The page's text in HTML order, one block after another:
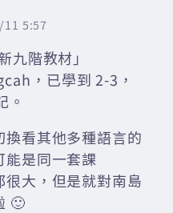
5:57
九階教材」
，已學到 2-3，
。
看其他多種語言的
是同一套課
大，但是就對南島
🙂